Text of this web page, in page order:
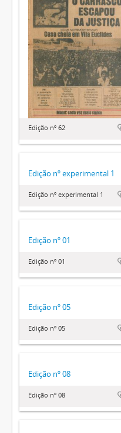
Edição nº 62
Edição nº experimental 1
Edição nº experimental 1
Edição nº 01
Edição nº 01
Edição nº 05
Edição nº 05
Edição nº 08
Edição nº 08